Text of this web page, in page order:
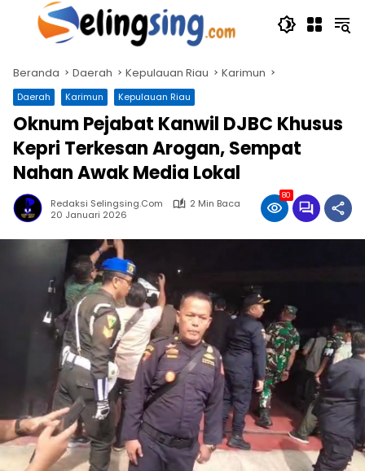
Langsung
Beranda Daerah Kepulauan Riau Karimun
Daerah Karimun Kepulauan Riau
Oknum Pejabat Kanwil DJBC Khusus
Kepri Terkesan Arogan, Sempat
Nahan Awak Media Lokal
Redaksi Selingsing.com
2 Min Baca
20 Januari 2026
80